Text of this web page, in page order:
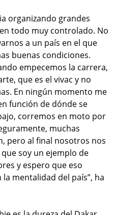
organizando grandes
todo muy controlado. No
a un país en el que
buenas condiciones.
empecemos la carrera,
que es el vivac y no
En ningún momento me
función de dónde se
corremos en moto por
muchas
pero al final nosotros nos
soy un ejemplo de
y espero que eso
mentalidad del país”, ha